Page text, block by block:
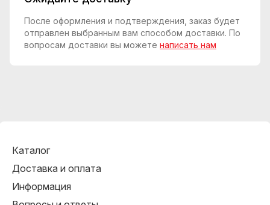
После оформления и подтверждения, заказ будет
отправлен выбранным вам способом доставки. По
вопросам доставки вы можете написать нам
Каталог
Доставка и оплата
Информация